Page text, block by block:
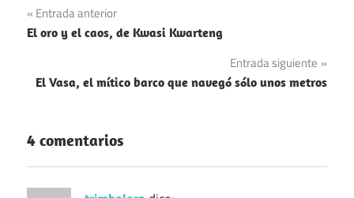
Navegación
de
entradas
Entrada anterior
El oro y el caos, de Kwasi Kwarteng
Entrada siguiente
El Vasa, el mítico barco que navegó sólo unos metros
4 comentarios